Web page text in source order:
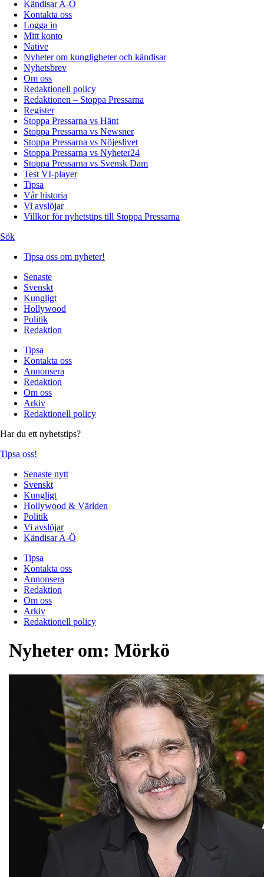
Kändisar A-Ö
Kontakta oss
Logga in
Mitt konto
Native
Nyheter om kungligheter och kändisar
Nyhetsbrev
Om oss
Redaktionell policy
Redaktionen – Stoppa Pressarna
Register
Stoppa Pressarna vs Hänt
Stoppa Pressarna vs Newsner
Stoppa Pressarna vs Nöjeslivet
Stoppa Pressarna vs Nyheter24
Stoppa Pressarna vs Svensk Dam
Test VI-player
Tipsa
Vår historia
Vi avslöjar
Villkor för nyhetstips till Stoppa Pressarna
Sök
Tipsa oss om nyheter!
Senaste
Svenskt
Kungligt
Hollywood
Politik
Redaktion
Tipsa
Kontakta oss
Annonsera
Redaktion
Om oss
Arkiv
Redaktionell policy
Har du ett nyhetstips?
Tipsa oss!
Senaste nytt
Svenskt
Kungligt
Hollywood & Världen
Politik
Vi avslöjar
Kändisar A-Ö
Tipsa
Kontakta oss
Annonsera
Redaktion
Om oss
Arkiv
Redaktionell policy
Nyheter om: Mörkö